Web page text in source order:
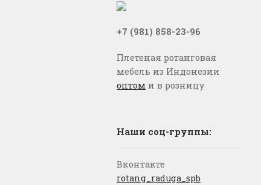
+7 (981) 858-23-96
Плетеная ротанговая
мебель из Индонезии
оптом и в розницу
Наши соц-группы:
Вконтакте
rotang_raduga_spb